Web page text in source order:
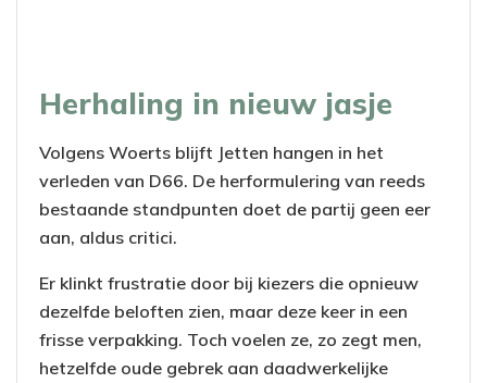
Herhaling in nieuw jasje
Volgens Woerts blijft Jetten hangen in het
verleden van D66. De herformulering van reeds
bestaande standpunten doet de partij geen eer
aan, aldus critici.
Er klinkt frustratie door bij kiezers die opnieuw
dezelfde beloften zien, maar deze keer in een
frisse verpakking. Toch voelen ze, zo zegt men,
hetzelfde oude gebrek aan daadwerkelijke